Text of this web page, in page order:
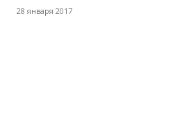
28 января 2017